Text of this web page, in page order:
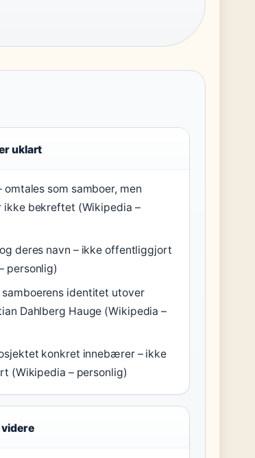
uklart
omtales som samboer, men
ikke bekreftet (Wikipedia –
deres navn – ikke offentliggjort
personlig)
samboerens identitet utover
Dahlberg Hauge (Wikipedia –
konkret innebærer – ikke
(Wikipedia – personlig)
videre